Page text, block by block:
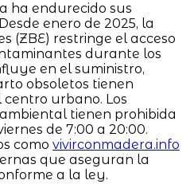
ha endurecido sus
enero de 2025, la
(ZBE) restringe el acceso
durante los
en el suministro,
obsoletos tienen
centro urbano. Los
tienen prohibida
de 7:00 a 20:00.
como vivirconmadera.info
que aseguran la
a la ley.